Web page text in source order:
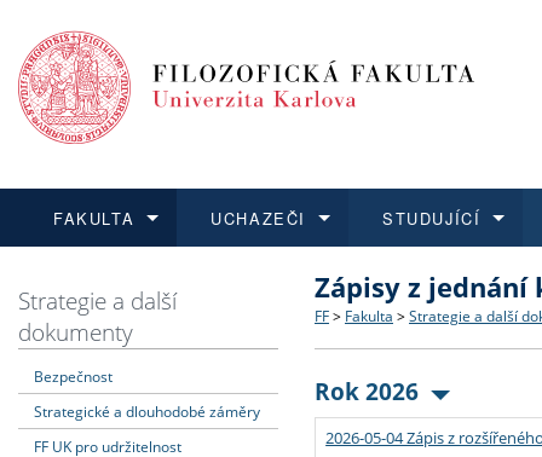
FAKULTA
Dozvědět se více
Struktura a historie
Strategie a další
Podpora a benefity pro
UCHAZEČI
Podat přihlášku
Co studovat a jak se
Učitelské studijní
Informace k průběhu
STUDUJÍCÍ
Dozvědět se více
Bakalářské a magisterské
Doktorské studium
Rigorózní řízení
Dozvědět se více
O vědě a výzkumu na FF
Akademické kvalifikace
Granty a projekty
Dozvědět se více
Aktuální nabídky a
Vyjíždějící studenti
Přijíždějící studenti
Strategie a další
dokumenty
Bezpečnost
Strategické a dlouhodobé záměry
FF UK pro udržitelnost
Zápisy z jednání
FF > Fakulta > Strategie a další
Rok 2026
2026-05-04 Zápis z